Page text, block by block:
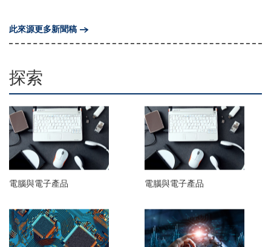
此來源更多新聞稿
探索
電腦與電子產品 電腦與電子產品